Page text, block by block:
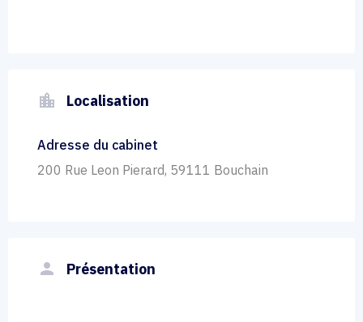
location_city Localisation
Adresse du cabinet
200 Rue Leon Pierard, 59111 Bouchain
person Présentation